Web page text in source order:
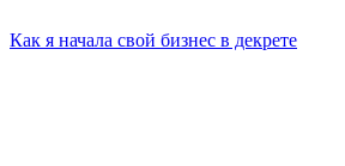
Как я начала свой бизнес в декрете